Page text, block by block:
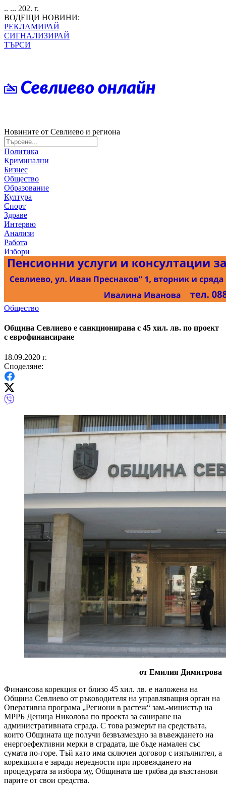
.. ... 202. г.
ВОДЕЩИ НОВИНИ:
РЕКЛАМИРАЙ
СИГНАЛИЗИРАЙ
ТЪРСИ
Новините от Севлиево и региона
Политика
Криминални
Бизнес
Общество
Образование
Култура
Спорт
Здраве
Интервю
Анализи
Работа
Избори
Общество
Община Севлиево е санкционирана с 45 хил. лв. по проект
с еврофинансиране
18.09.2020 г.
Споделяне:
от Емилия Димитрова
Финансова корекция от близо 45 хил. лв. е наложена на
Община Севлиево от ръководителя на управляващия орган на
Оперативна програма „Региони в растеж“ зам.-министър на
МРРБ Деница Николова по проекта за саниране на
административната сграда. С това размерът на средствата,
които Общината ще получи безвъзмездно за въвеждането на
енергоефективни мерки в сградата, ще бъде намален със
сумата по-горе. Тъй като има сключен договор с изпълнител, а
корекцията е заради нередности при провеждането на
процедурата за избора му, Общината ще трябва да възстанови
парите от свои средства.